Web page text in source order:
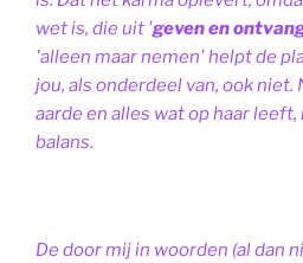
wet is, die uit 'geven en
'alleen maar nemen' helpt de
jou, als onderdeel van, ook niet.
aarde en alles wat op haar
balans.
De door mij in woorden (al dan